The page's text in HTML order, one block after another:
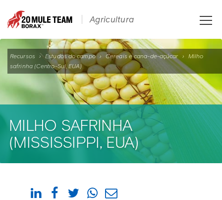
Recursos › Estudos do campo › Cereais e cana-de-açúcar › Milho
safrinha (Centro-Sul, EUA)
MILHO SAFRINHA
(MISSISSIPPI, EUA)
Agricultura
Toggle